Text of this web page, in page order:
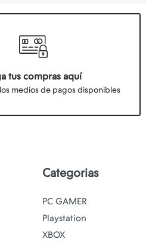
tus compras aquí
medios de pagos disponibles
Categorias
PC GAMER
Playstation
XBOX